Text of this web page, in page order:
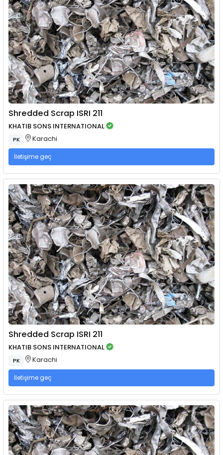
Shredded Scrap ISRI 211
KHATIB SONS INTERNATIONAL
PK Karachi
İletişime geç
Shredded Scrap ISRI 211
KHATIB SONS INTERNATIONAL
PK Karachi
İletişime geç